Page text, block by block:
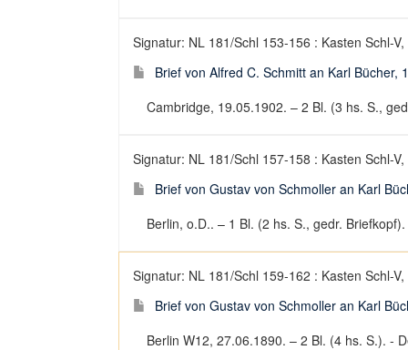
Signatur: NL 181/Schl 153-156 : Kasten Schl-
Brief von Alfred C. Schmitt an Karl Bücher,
Cambridge, 19.05.1902. – 2 Bl. (3 hs. S.,
Signatur: NL 181/Schl 157-158 : Kasten Schl-
Brief von Gustav von Schmoller an Karl
Berlin, o.D.. – 1 Bl. (2 hs. S., gedr.
Signatur: NL 181/Schl 159-162 : Kasten Schl-
Brief von Gustav von Schmoller an Karl
Berlin W12, 27.06.1890. – 2 Bl. (4 hs. S.). -